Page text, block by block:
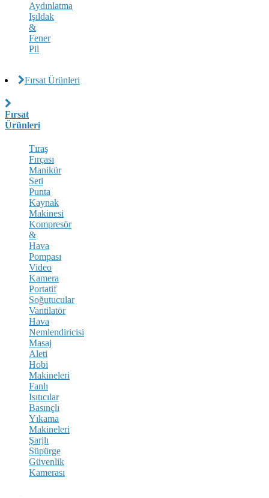
Aydınlatma
Işıldak
&
Fener
Pil
Fırsat Ürünleri
Fırsat
Ürünleri
Tıraş
Fırçası
Manikür
Seti
Punta
Kaynak
Makinesi
Kompresör
&
Hava
Pompası
Video
Kamera
Portatif
Soğutucular
Vantilatör
Hava
Nemlendiricisi
Masaj
Aleti
Hobi
Makineleri
Fanlı
Isıtıcılar
Basınçlı
Yıkama
Makineleri
Şarjlı
Süpürge
Güvenlik
Kamerası